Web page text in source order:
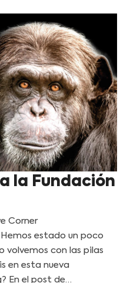
la Fundación
Corner
estado un poco
volvemos con las pilas
en esta nueva
En el post de…